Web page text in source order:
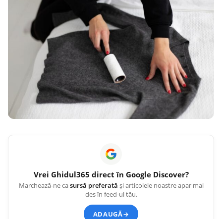
Vrei Ghidul365 direct în Google Discover?
Marchează-ne casursă preferată și articolele noastre apar mai
des în feed-ul tău.
ADAUGĂ→